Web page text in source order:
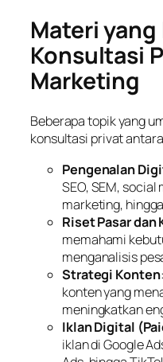
Materi
Konsultasi
Marketing
Beberapa topik yang
konsultasi privat
Pengenalan
SEO, SEM,
marketing,
Riset Pasar
memahami
menganalisis
Strategi Konten
konten yang
meningkatkan
Iklan Digital
iklan di Google